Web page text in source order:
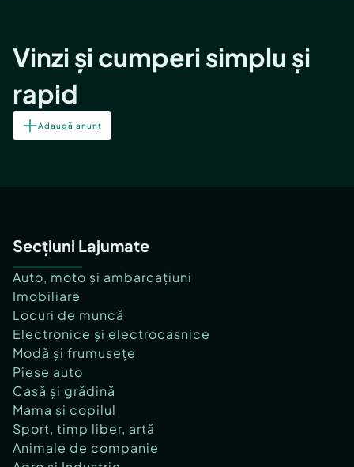
Vinzi și cumperi simplu și
rapid
Adaugă anunț
Secțiuni Lajumate
Auto, moto și ambarcațiuni
Imobiliare
Locuri de muncă
Electronice și electrocasnice
Modă și frumusețe
Piese auto
Casă și grădină
Mama și copilul
Sport, timp liber, artă
Animale de companie